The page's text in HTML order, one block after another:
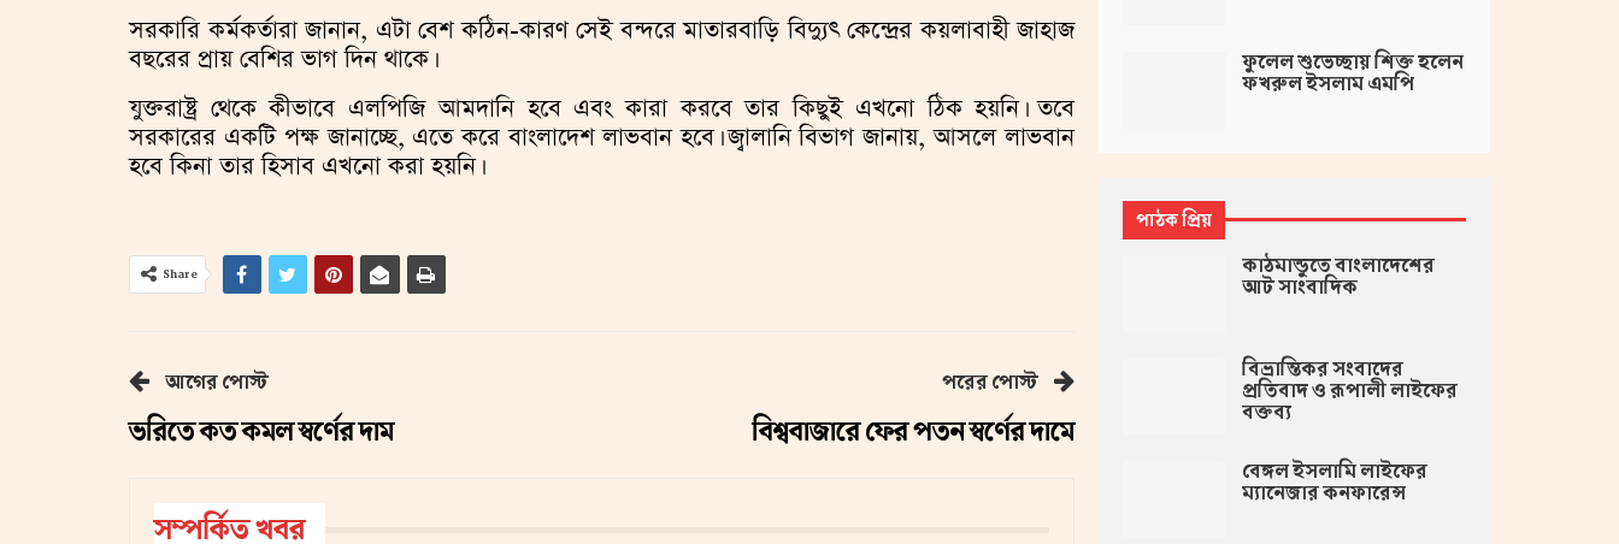
সরকারি কর্মকর্তারা জানান, এটা বেশ কঠিন-কারণ সেই বন্দরে মাতারবাড়ি বিদ্যুৎ কেন্দ্রের কয়লাবাহী জাহাজ
বছরের প্রায় বেশির ভাগ দিন থাকে।
যুক্তরাষ্ট্র থেকে কীভাবে এলপিজি আমদানি হবে এবং কারা করবে তার কিছুই এখনো ঠিক হয়নি। তবে
সরকারের একটি পক্ষ জানাচ্ছে, এতে করে বাংলাদেশ লাভবান হবে। জ্বালানি বিভাগ জানায়, আসলে লাভবান
হবে কিনা তার হিসাব এখনো করা হয়নি।
Share
আগের পোস্ট
ভরিতে কত কমল স্বর্ণের দাম
পরের পোস্ট
বিশ্ববাজারে ফের পতন স্বর্ণের দামে
সম্পর্কিত খবর
ফুলেল শুভেচ্ছায় শিক্ত হলেন
ফখরুল ইসলাম এমপি
পাঠক প্রিয়
কাঠমান্ডুতে বাংলাদেশের
আট সাংবাদিক
বিভ্রান্তিকর সংবাদের
প্রতিবাদ ও রূপালী লাইফের
বক্তব্য
বেঙ্গল ইসলামি লাইফের
ম্যানেজার কনফারেন্স